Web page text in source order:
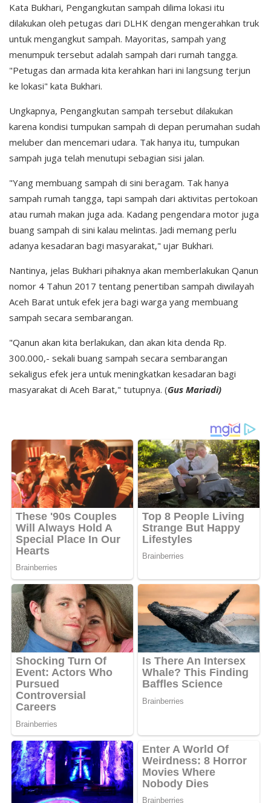
Kata Bukhari, Pengangkutan sampah dilima lokasi itu
dilakukan oleh petugas dari DLHK dengan mengerahkan truk
untuk mengangkut sampah. Mayoritas, sampah yang
menumpuk tersebut adalah sampah dari rumah tangga.
"Petugas dan armada kita kerahkan hari ini langsung terjun
ke lokasi" kata Bukhari.
Ungkapnya, Pengangkutan sampah tersebut dilakukan
karena kondisi tumpukan sampah di depan perumahan sudah
meluber dan mencemari udara. Tak hanya itu, tumpukan
sampah juga telah menutupi sebagian sisi jalan.
"Yang membuang sampah di sini beragam. Tak hanya
sampah rumah tangga, tapi sampah dari aktivitas pertokoan
atau rumah makan juga ada. Kadang pengendara motor juga
buang sampah di sini kalau melintas. Jadi memang perlu
adanya kesadaran bagi masyarakat," ujar Bukhari.
Nantinya, jelas Bukhari pihaknya akan memberlakukan Qanun
nomor 4 Tahun 2017 tentang penertiban sampah diwilayah
Aceh Barat untuk efek jera bagi warga yang membuang
sampah secara sembarangan.
"Qanun akan kita berlakukan, dan akan kita denda Rp.
300.000,- sekali buang sampah secara sembarangan
sekaligus efek jera untuk meningkatkan kesadaran bagi
masyarakat di Aceh Barat," tutupnya. (Gus Mariadi)